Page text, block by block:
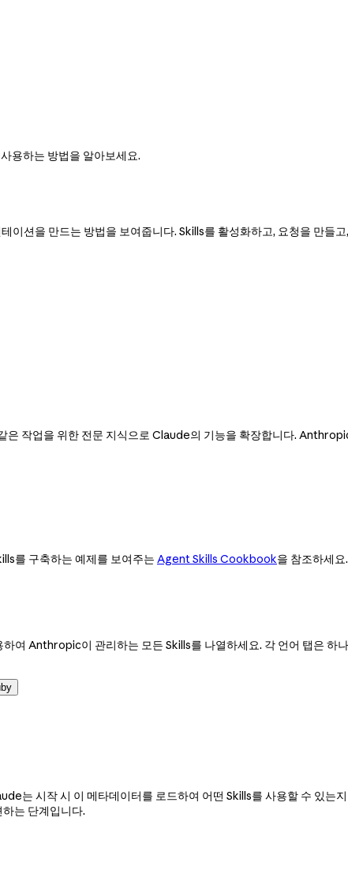
용하는 방법을 알아보세요.
션을 만드는 방법을 보여줍니다. Skills를 활성화하고, 요청을 만들
은 작업을 위한 전문 지식으로 Claude의 기능을 확장합니다.
를 구축하는 예제를 보여주는 Agent Skills Cookbook을 참조하세요.
여 Anthropic이 관리하는 모든 Skills를 나열하세요. 각 언어 탭은
는 시작 시 이 메타데이터를 로드하여 어떤 Skills를 사용할 수 있는
는 단계입니다.